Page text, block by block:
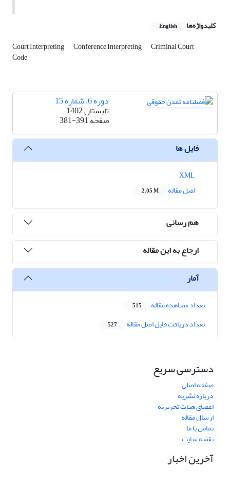
کلیدواژه‌ها English
Court Interpreting Conference Interpreting Criminal Court
Code
دوره 6، شماره 15
تابستان 1402
صفحه381-391
فایل ها
اصل مقاله
2.05 M
هم رسانی
ارجاع به این مقاله
آمار
تعداد مشاهده مقاله 515
تعداد دریافت فایل اصل مقاله 527
دسترسی سریع
صفحه اصلی
درباره نشریه
اعضای هیات تحریریه
ارسال مقاله
تماس با ما
نقشه سایت
آخرین اخبار